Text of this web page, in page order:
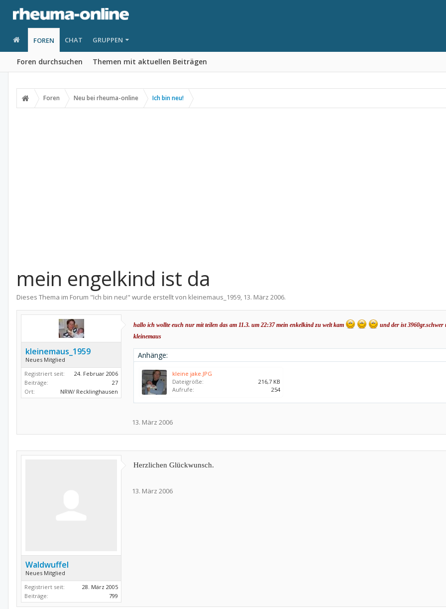
FOREN
Foren durchsuchen Themen mit aktuellen Beiträgen
CHAT GRUPPEN
Foren Neu bei rheuma-online Ich bin neu!
mein engelkind ist da
Dieses Thema im Forum "Ich bin neu!" wurde erstellt von kleinemaus_1959, 13. März 2006.
kleinemaus_1959
Neues Mitglied
Registriert seit:
24. Februar 2006
Beiträge:
27
Ort:
NRW/ Recklinghausen
hallo ich wollte euch nur mit teilen das am 11.3. um 22:37 mein enkelkind zu welt kam
und der ist 3960gr.schwer
kleinemaus
Anhänge:
kleine jake.JPG
Dateigröße:
216,7 KB
Aufrufe:
254
13. März 2006
Waldwuffel
Neues Mitglied
Registriert seit:
28. März 2005
Beiträge:
799
Herzlichen Glückwunsch.
13. März 2006